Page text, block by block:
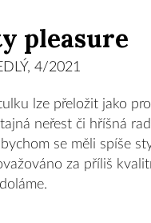
pleasure
4/2021
lze přeložit jako
neřest či hříšná
se měli spíše
za příliš